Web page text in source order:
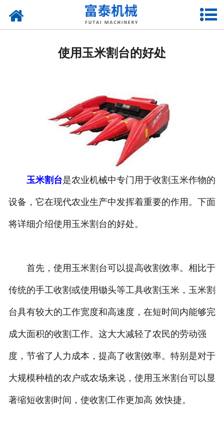
新闻中心
厂房设备
使用玉米割台的好处
玉米割台是农业机械中专门用于收割玉米作物的
设备，它在现代农业生产中发挥着重要的作用。下面
将详细介绍使用玉米割台的好处。
首先，使用玉米割台可以提高收割效率。相比于
传统的手工收割或使用锄头等工具收割玉米，玉米割
台具有较大的工作宽度和高速度，在短时间内能够完
成大面积的收割工作。这大大减轻了农民的劳动强
度，节省了人力成本，提高了收割效率。特别是对于
大规模种植的农户或农场来说，使用玉米割台可以显
著缩短收割时间，使收割工作更加高 效快捷。